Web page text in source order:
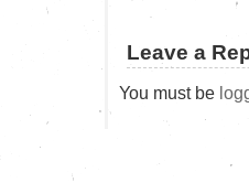
Leave a
You must be